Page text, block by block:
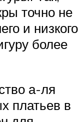
точно не
и низкого
более
а-ля
платьев в